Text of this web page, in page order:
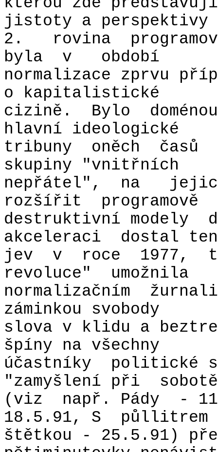
jistoty a
2.
rovina
byla
v
období
normalizace zprvu
o kapitalistické
cizině.
Bylo
doménou
hlavní ideologické
tribuny
oněch
časů
skupiny "vnitřních
nepřátel",
na
rozšířit
programově
destruktivní modely
akceleraci
dostal
jev
v roce 1977,
revoluce"
umožnila
normalizačním
záminkou svobody
slova v klidu a
špíny na všechny
účastníky
politické
"zamyšlení při
(viz
např. Pády
-
18.5.91, S
půllitrem
štětkou - 25.5.91)